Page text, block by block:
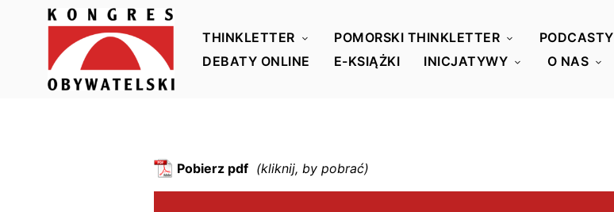
THINKLETTER POMORSKI THINKLETTER
PODCASTY
DEBATY ONLINE
E-KSIĄŻKI INICJATYWY O NAS
Pobierz pdf